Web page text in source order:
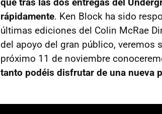
rápidamente. Ken Block ha sido
últimas ediciones del Colin McRae
del apoyo del gran público, veremos
próximo 11 de noviembre
tanto podéis disfrutar de una nueva